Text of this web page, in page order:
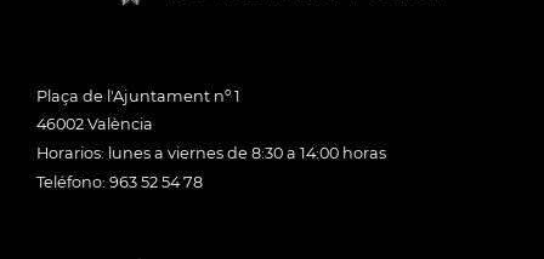
Plaça de l'Ajuntament nº 1
46002 València
Horarios: lunes a viernes de 8:30 a 14:00 horas
Teléfono: 963 52 54 78